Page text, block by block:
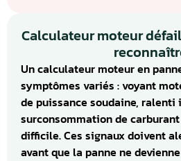
Calculateur moteur
Un calculateur moteur en
symptômes variés : voyant
de puissance soudaine, ralenti
surconsommation de
difficile. Ces signaux doivent
avant que la panne ne